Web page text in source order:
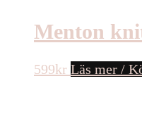
Menton
599kr Läs mer /